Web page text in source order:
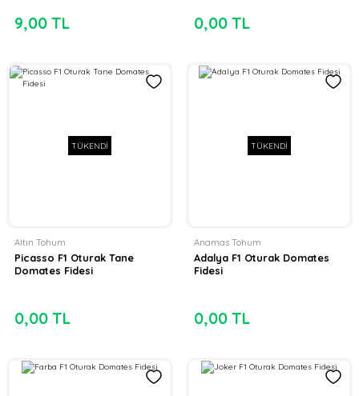
9,00 TL 0,00 TL
TÜKENDİ
Altın Tohum
Picasso F1 Oturak Tane
Domates Fidesi
0,00 TL
TÜKENDİ
Anamas Tohum
Adalya F1 Oturak Domates
Fidesi
0,00 TL